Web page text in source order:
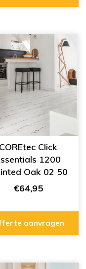
COREtec Click
1200
Oak 02 50
LVPE 1302
€64,95
aanvragen